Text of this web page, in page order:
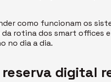
como funcionam os
da rotina dossmart offices
no dia a dia.
digital